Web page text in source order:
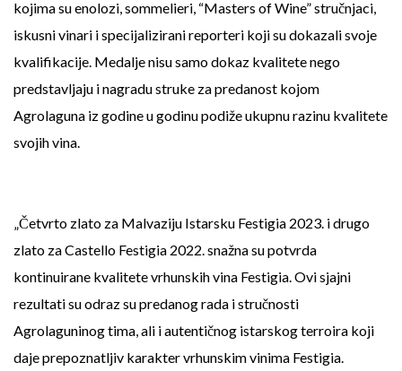
kojima su enolozi, sommelieri, “Masters of Wine” stručnjaci,
iskusni vinari i specijalizirani reporteri koji su dokazali svoje
kvalifikacije. Medalje nisu samo dokaz kvalitete nego
predstavljaju i nagradu struke za predanost kojom
Agrolaguna iz godine u godinu podiže ukupnu razinu kvalitete
svojih vina.
„Četvrto zlato za Malvaziju Istarsku Festigia 2023. i drugo
zlato za Castello Festigia 2022. snažna su potvrda
kontinuirane kvalitete vrhunskih vina Festigia. Ovi sjajni
rezultati su odraz su predanog rada i stručnosti
Agrolaguninog tima, ali i autentičnog istarskog terroira koji
daje prepoznatljiv karakter vrhunskim vinima Festigia.